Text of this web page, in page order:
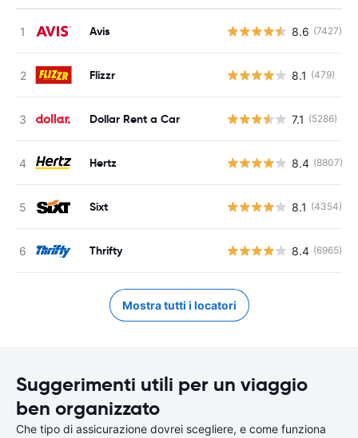
Avis 8.6 (7427)
Flizzr 8.1 (479)
Dollar Rent a Car 7.1 (5286)
Hertz 8.4 (8807)
Sixt 8.1 (4354)
Thrifty 8.4 (6965)
Mostra tutti i locatori
Suggerimenti utili per un viaggio
ben organizzato
Che tipo di assicurazione dovrei scegliere, e come funziona